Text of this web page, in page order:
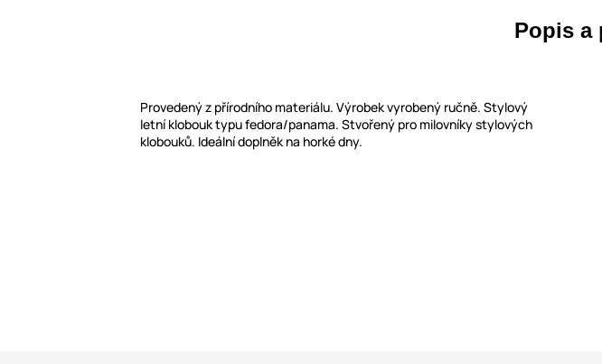
Popis a
Provedený z přírodního materiálu. Výrobek vyrobený ručně. Stylový
letní klobouk typu fedora/panama. Stvořený pro milovníky stylových
klobouků. Ideální doplněk na horké dny.